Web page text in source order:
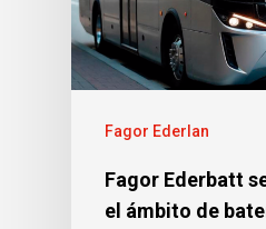
Fagor Ederlan
Fagor Ederbatt
el ámbito de